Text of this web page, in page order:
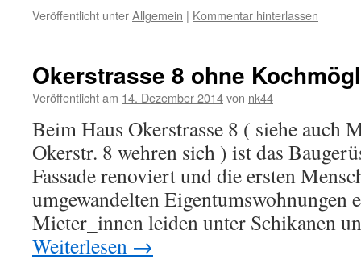
Veröffentlicht unterAllgemein | Kommentar hinterlassen
Okerstrasse 8 ohne
Veröffentlicht am 14. Dezember 2014von nk44
Beim Haus Okerstrasse 8 ( siehe auch
Okerstr. 8 wehren sich ) ist das
Fassade renoviert und die ersten
umgewandelten Eigentumswohnungen
Mieter_innen leiden unter Schikanen
Weiterlesen →